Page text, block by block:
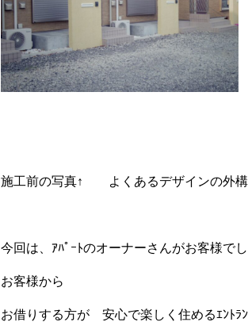
施工前の写真↑ よくあるデザインの外構
今回は、ｱﾊﾟｰﾄのオーナーさんがお客様でし
お客様から
お借りする方が 安心で楽しく住めるｴﾝﾄﾗ